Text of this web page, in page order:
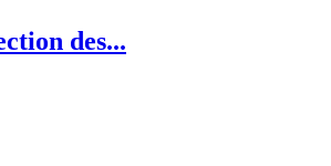
des...